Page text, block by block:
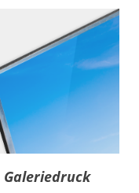
Galeriedruck